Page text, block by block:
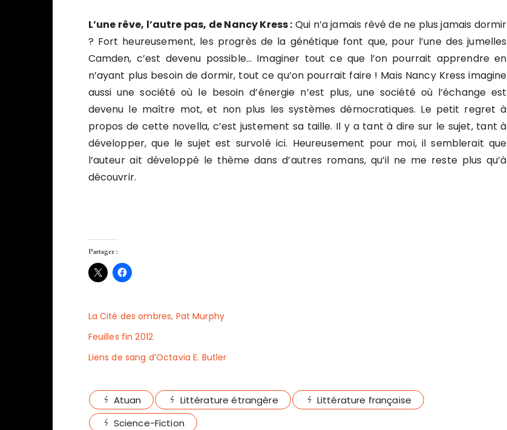
L’une rêve, l’autre pas, de Nancy Kress : Qui n’a jamais rêvé de ne plus jamais dormir
? Fort heureusement, les progrès de la génétique font que, pour l’une des jumelles
Camden, c’est devenu possible… Imaginer tout ce que l’on pourrait apprendre en
n’ayant plus besoin de dormir, tout ce qu’on pourrait faire ! Mais Nancy Kress imagine
aussi une société où le besoin d’énergie n’est plus, une société où l’échange est
devenu le maître mot, et non plus les systèmes démocratiques. Le petit regret à
propos de cette novella, c’est justement sa taille. Il y a tant à dire sur le sujet, tant à
développer, que le sujet est survolé ici. Heureusement pour moi, il semblerait que
l’auteur ait développé le thème dans d’autres romans, qu’il ne me reste plus qu’à
découvrir.
Partager :
La Cité des ombres, Pat Murphy
Feuilles fin 2012
Liens de sang d’Octavia E. Butler
Atuan Littérature étrangère
Littérature française
Science-Fiction